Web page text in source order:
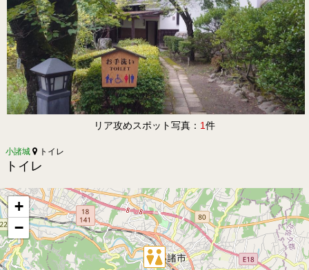
リア攻めスポット写真： 1件
小諸城 トイレ
トイレ
+
−